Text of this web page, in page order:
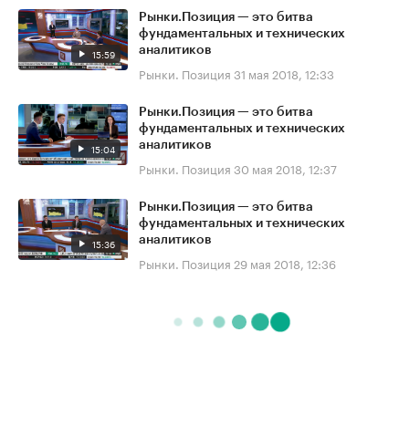
15:59
Рынки.Позиция — это битва
фундаментальных и технических
аналитиков
Рынки. Позиция 31 мая 2018, 12:33
15:04
Рынки.Позиция — это битва
фундаментальных и технических
аналитиков
Рынки. Позиция 30 мая 2018, 12:37
15:36
Рынки.Позиция — это битва
фундаментальных и технических
аналитиков
Рынки. Позиция 29 мая 2018, 12:36